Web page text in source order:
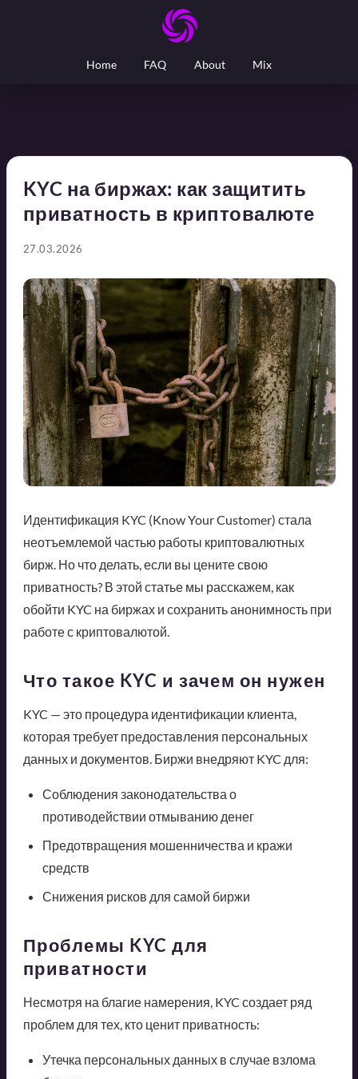
Home FAQ About Mix
KYC на биржах: как защитить
приватность в криптовалюте
27.03.2026
Идентификация KYC (Know Your Customer) стала
неотъемлемой частью работы криптовалютных
бирж. Но что делать, если вы цените свою
приватность? В этой статье мы расскажем, как
обойти KYC на биржах и сохранить анонимность при
работе с криптовалютой.
Что такое KYC и зачем он нужен
KYC — это процедура идентификации клиента,
которая требует предоставления персональных
данных и документов. Биржи внедряют KYC для:
Соблюдения законодательства о
противодействии отмыванию денег
Предотвращения мошенничества и кражи
средств
Снижения рисков для самой биржи
Проблемы KYC для
приватности
Несмотря на благие намерения, KYC создает ряд
проблем для тех, кто ценит приватность:
Утечка персональных данных в случае взлома